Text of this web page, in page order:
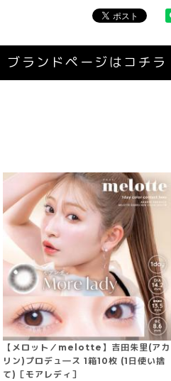
ブランドページはコチラ
【メロット／melotte】吉田朱里(アカ
リン)プロデュ―ス 1箱10枚 (1日使い捨
て)［モアレディ］